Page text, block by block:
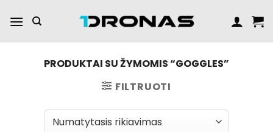
turinį
PRODUKTAI SU ŽYMOMIS “GOGGLES”
FILTRUOTI